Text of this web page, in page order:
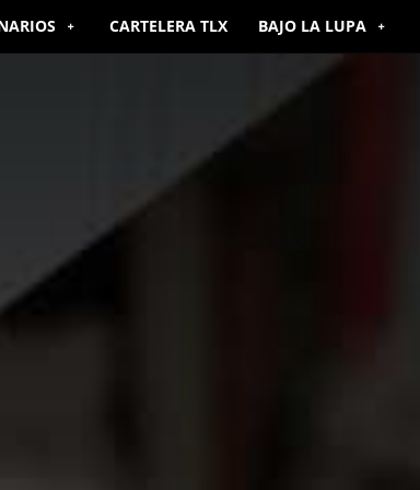
CARTELERA TLX BAJO LA LUPA